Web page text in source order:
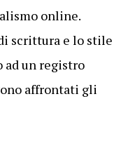
online.
scrittura e lo stile
ad un registro
affrontati gli